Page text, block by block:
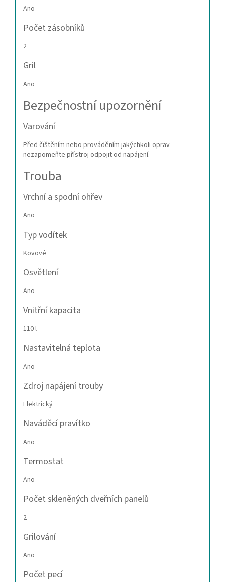
Ano
Počet zásobníků
2
Gril
Ano
Bezpečnostní upozornění
Varování
Před čištěním nebo prováděním jakýchkoli oprav
nezapomeňte přístroj odpojit od napájení.
Trouba
Vrchní a spodní ohřev
Ano
Typ vodítek
Kovové
Osvětlení
Ano
Vnitřní kapacita
110 l
Nastavitelná teplota
Ano
Zdroj napájení trouby
Elektrický
Naváděcí pravítko
Ano
Termostat
Ano
Počet skleněných dveřních panelů
2
Grilování
Ano
Počet pecí